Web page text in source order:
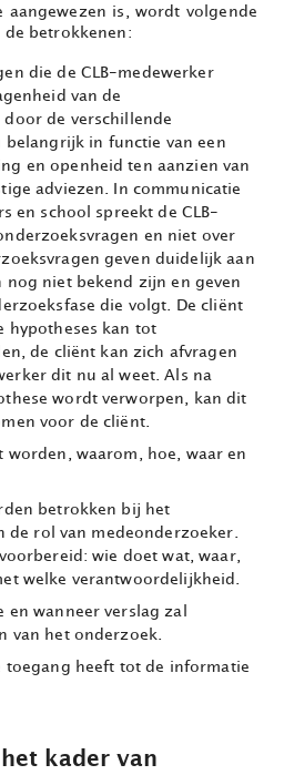
aangewezen is, wordt volgende
betrokkenen:
die de CLB-medewerker
van de
de verschillende
belangrijk in functie van een
en openheid ten aanzien van
adviezen. In communicatie
en school spreekt de CLB-
en niet over
geven duidelijk aan
nog niet bekend zijn en geven
die volgt. De cliënt
hypotheses kan tot
de cliënt kan zich afvragen
dit nu al weet. Als na
wordt verworpen, kan dit
voor de cliënt.
worden, waarom, hoe, waar en
betrokken bij het
de rol van medeonderzoeker.
wie doet wat, waar,
welke verantwoordelijkheid.
en wanneer verslag zal
van het onderzoek.
toegang heeft tot de informatie
kader van